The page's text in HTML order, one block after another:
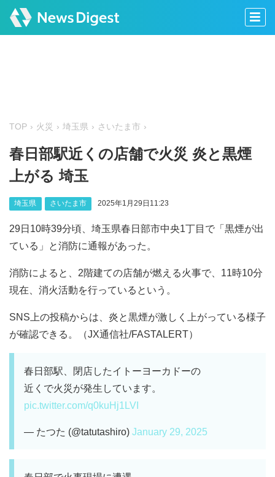
TOP 火災 埼玉県 さいたま市
春日部駅近くの店舗で火災 炎と黒煙
上がる 埼玉
埼玉県 さいたま市 2025年1月29日11:23
29日10時39分頃、埼玉県春日部市中央1丁目で「黒煙が出
ている」と消防に通報があった。
消防によると、2階建ての店舗が燃える火事で、11時10分
現在、消火活動を行っているという。
SNS上の投稿からは、炎と黒煙が激しく上がっている様子
が確認できる。（JX通信社/FASTALERT）
春日部駅、閉店したイトーヨーカドーの
近くで火災が発生しています。
pic.twitter.com/q0kuHj1LVI
— たつた (@tatutashiro) January 29, 2025